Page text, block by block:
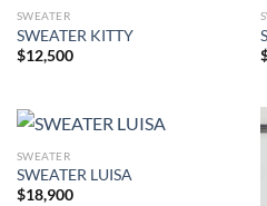
SWEATER
SWEATER KITTY
$12,500
SWEATER
SWEATER LUISA
$18,900